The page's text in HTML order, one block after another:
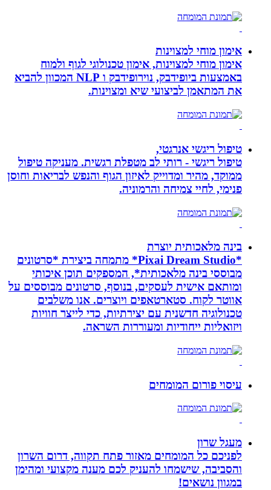
אימון מוחי למצוינות
אימון מוחי למצוינות, אימון טכנולוגי לגוף ולמוח
באמצעות ביופידבק, נוירופידבק ו NLP המכוון להביא
את המתאמן לביצועי שיא ומצוינות.
טיפול ריגשי אנרגטי,
טיפול ריגשי - רותי לב מטפלת רגשית. מעניקה טיפול
ממוקד, מהיר ומדוייק לאיזון הגוף והנפש לבריאות וחוסן
פנימי, לחיי צמיחה והרמוניה.
בינה מלאכותית יוצרת
*Pixai Dream Studio* מתמחה ביצירת *סרטונים
מבוססי בינה מלאכותית*, המספקים תוכן איכותי
ומותאם אישית לעסקים, בנוסף, סרטונים מבוססים על
אווטר לקוח. סטארטאפים ויוצרים. אנו משלבים
טכנולוגיה חדשנית עם יצירתיות, כדי לייצר חוויות
ויזואליות ייחודיות ומעוררות השראה.
עיסוי פורום המומחים
מעגל שרון
לפניכם כל המומחים מאזור פתח תקווה, דרום השרון
והסביבה, שישמחו להעניק לכם מענה מקצועי ומהימן
במגוון נושאים!